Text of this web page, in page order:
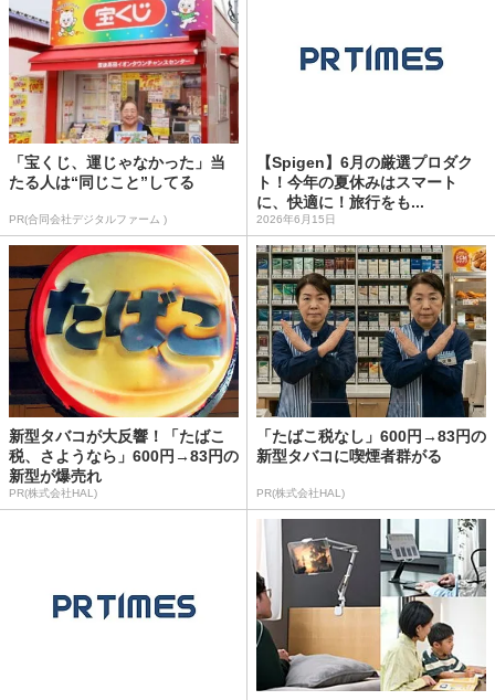
「宝くじ、運じゃなかった」当
たる人は“同じこと”してる
PR(合同会社デジタルファーム )
【Spigen】6月の厳選プロダク
ト！今年の夏休みはスマート
に、快適に！旅行をも...
2026年6月15日
新型タバコが大反響！「たばこ
税、さようなら」600円→83円の
新型が爆売れ
PR(株式会社HAL)
「たばこ税なし」600円→83円の
新型タバコに喫煙者群がる
PR(株式会社HAL)